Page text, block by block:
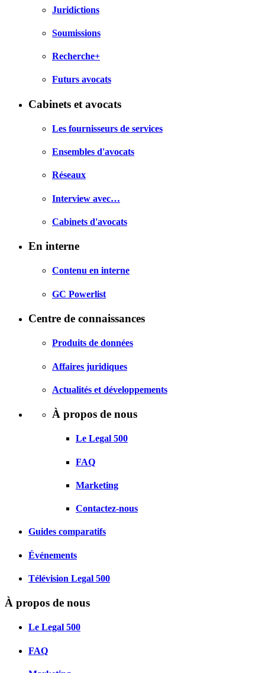
Juridictions
Soumissions
Recherche+
Futurs avocats
Cabinets et avocats
Les fournisseurs de services
Ensembles d'avocats
Réseaux
Interview avec…
Cabinets d'avocats
En interne
Contenu en interne
GC Powerlist
Centre de connaissances
Produits de données
Affaires juridiques
Actualités et développements
À propos de nous
Le Legal 500
FAQ
Marketing
Contactez-nous
Guides comparatifs
Événements
Télévision Legal 500
À propos de nous
Le Legal 500
FAQ